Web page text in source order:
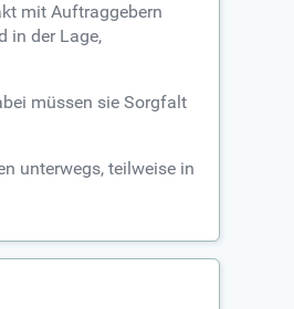
mit Auftraggebern
in der Lage,
müssen sie Sorgfalt
unterwegs, teilweise in